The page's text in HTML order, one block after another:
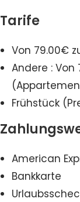
Tarife
Von 79.00€
Andere :
Frühstück
American
Bankkarte